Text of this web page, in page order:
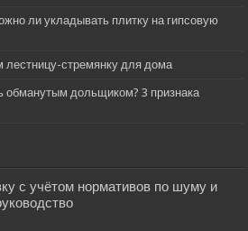
ли укладывать плитку на гипсовую
лестницу-стремянку для дома
обманутым дольщиком? 3 признака
с учётом нормативов по шуму и